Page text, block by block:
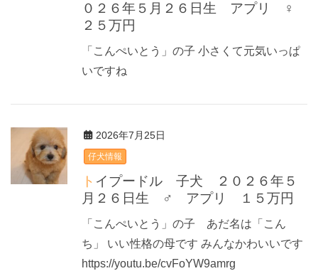
０２６年５月２６日生 アプリ ♀
２５万円
「こんぺいとう」の子 小さくて元気いっぱ
いですね
2026年7月25日
仔犬情報
トイプードル 子犬 ２０２６年５
月２６日生 ♂ アプリ １５万円
「こんぺいとう」の子 あだ名は「こん
ち」 いい性格の母です みんなかわいいです
https://youtu.be/cvFoYW9amrg